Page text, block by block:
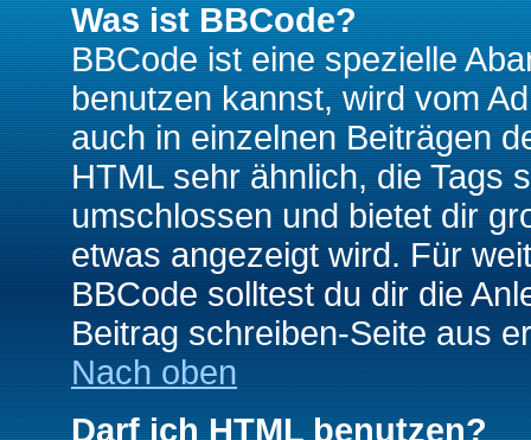
Was ist BBCode?
BBCode ist eine spezielle
benutzen kannst, wird vom
auch in einzelnen Beiträgen
HTML sehr ähnlich, die Tags
umschlossen und bietet dir
etwas angezeigt wird. Für
BBCode solltest du dir die
Beitrag schreiben-Seite aus
Nach oben
Darf ich HTML benutzen?